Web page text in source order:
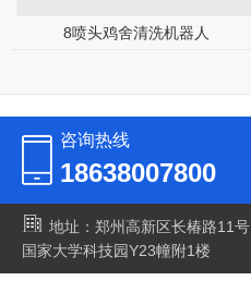
8喷头鸡舍清洗机器人
咨询热线
18638007800
地址：郑州高新区长椿路11号
国家大学科技园Y23幢附1楼